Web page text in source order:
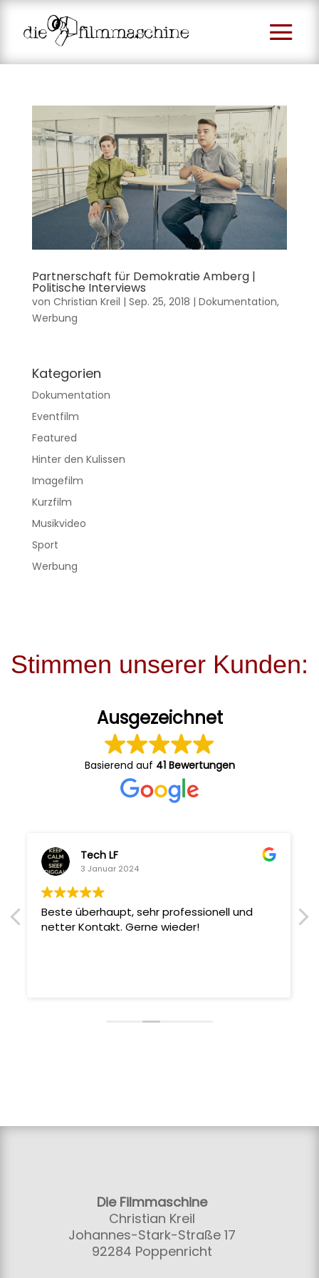
Partnerschaft für Demokratie Amberg |
Politische Interviews
von Christian Kreil | Sep. 25, 2018 | Dokumentation,
Werbung
Kategorien
Dokumentation
Eventfilm
Featured
Hinter den Kulissen
Imagefilm
Kurzfilm
Musikvideo
Sport
Werbung
Stimmen unserer Kunden:
Ausgezeichnet
Basierend auf 41 Bewertungen
Tech LF
3 Januar 2024
Beste überhaupt, sehr professionell und
netter Kontakt. Gerne wieder!
Die Filmmaschine
Christian Kreil
Johannes-Stark-Straße 17
92284 Poppenricht